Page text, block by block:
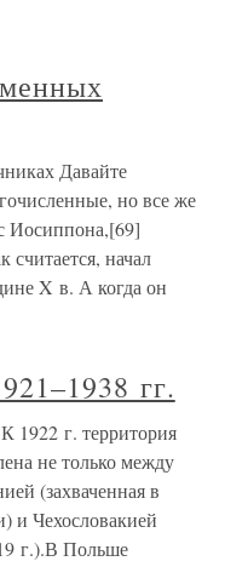
Давайте
но все же
Иосиппона,[69]
начал
X в. А когда он
гг.
1922 г. территория
не только между
(захваченная в
и Чехословакией
г.).В Польше